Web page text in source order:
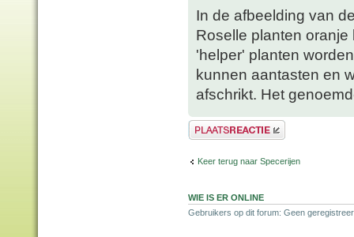
In de afbeelding van
Roselle planten
'helper' planten
kunnen aantasten en
afschrikt. Het
Plaats een reactie
Keer terug naar Specerijen
WIE IS ER ONLINE
Gebruikers op dit forum: Geen